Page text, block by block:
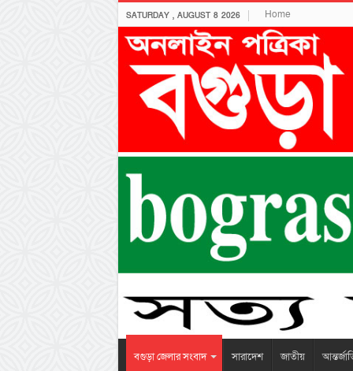
SATURDAY , AUGUST 8 2026 Home
বগুড়া জেলার সংবাদ সারাদেশ জাতীয়